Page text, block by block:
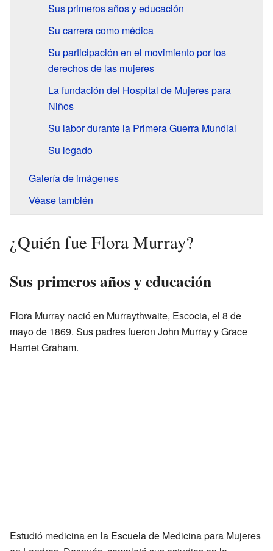
Sus primeros años y educación
Su carrera como médica
Su participación en el movimiento por los
derechos de las mujeres
La fundación del Hospital de Mujeres para
Niños
Su labor durante la Primera Guerra Mundial
Su legado
Galería de imágenes
Véase también
¿Quién fue Flora Murray?
Sus primeros años y educación
Flora Murray nació en Murraythwaite, Escocia, el 8 de
mayo de 1869. Sus padres fueron John Murray y Grace
Harriet Graham.
Estudió medicina en la Escuela de Medicina para Mujeres